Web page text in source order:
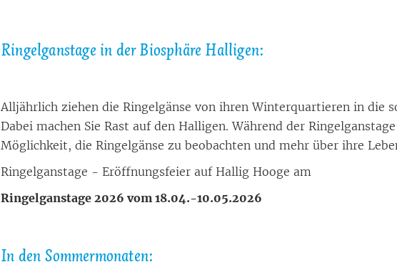
Rin­gel­gans­ta­ge in der Bio­sphä­re Hal­li­gen:
All­jähr­lich zie­hen die Rin­gel­gän­se von ih­ren Win­ter­quar­tie­ren in die
Da­bei ma­chen Sie Rast auf den Hal­li­gen. Wäh­rend der
Mög­lich­keit, die Rin­gel­gän­se zu be­ob­ach­ten und mehr über ihre
Rin­gel­gans­ta­ge - Er­öff­nungs­fei­er auf Hal­lig Hoo­ge am
Rin­gel­gans­ta­ge 2026 vom 18.04.-10.05.2026
In den Som­mer­mo­na­ten: